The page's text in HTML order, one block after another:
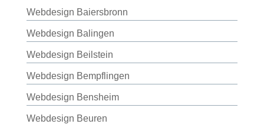
Webdesign Baiersbronn
Webdesign Balingen
Webdesign Beilstein
Webdesign Bempflingen
Webdesign Bensheim
Webdesign Beuren